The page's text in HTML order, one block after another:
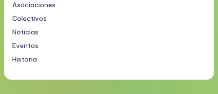
Asociaciones
Colectivos
Noticias
Eventos
Historia